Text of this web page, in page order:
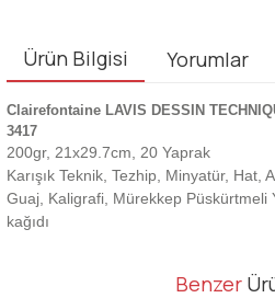
Ürün Bilgisi Yorumlar
Clairefontaine LAVIS DESSIN
3417
200gr, 21x29.7cm, 20 Yaprak
Karışık Teknik, Tezhip, Minyatür, Hat,
Guaj, Kaligrafi, Mürekkep Püskürtmeli
kağıdı
Bu ürünün fiyat bilgisi, resim, ürün
Benzer